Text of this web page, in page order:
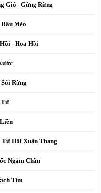
Gió - Gừng Rừng
Mèo
- Hoa Hồi
Sói Rừng
Tử
Tử Hồi Xuân Thang
Ngâm Chân
Tím